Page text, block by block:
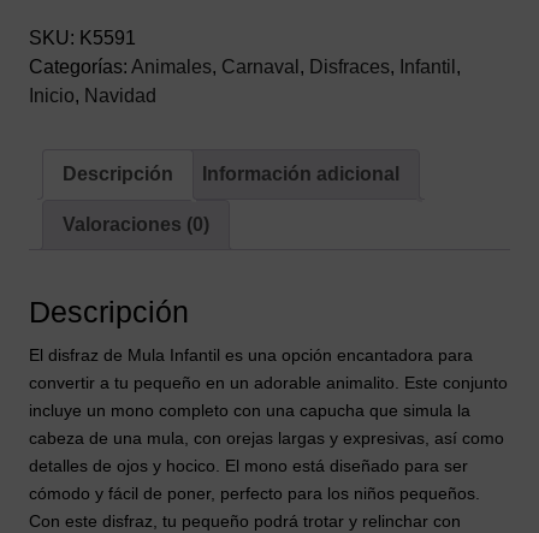
SKU: K5591
Categorías: Animales, Carnaval , Disfraces, Infantil ,
Inicio, Navidad
Descripción Información adicional
Valoraciones (0)
Descripción
El disfraz de Mula Infantil es una opción encantadora para
convertir a tu pequeño en un adorable animalito. Este conjunto
incluye un mono completo con una capucha que simula la
cabeza de una mula, con orejas largas y expresivas, así como
detalles de ojos y hocico. El mono está diseñado para ser
cómodo y fácil de poner, perfecto para los niños pequeños.
Con este disfraz, tu pequeño podrá trotar y relinchar con